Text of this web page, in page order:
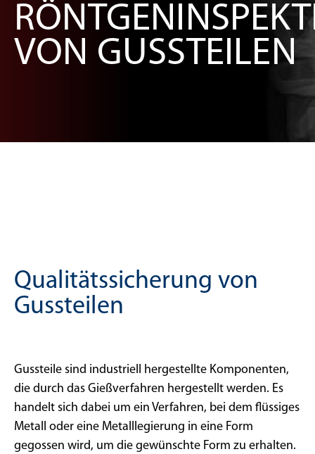
VON GUSSTEILEN
Qualitätssicherung von
Gussteilen
Gussteile sind industriell hergestellte Komponenten,
die durch das Gießverfahren hergestellt werden. Es
handelt sich dabei um ein Verfahren, bei dem flüssiges
Metall oder eine Metalllegierung in eine Form
gegossen wird, um die gewünschte Form zu erhalten.